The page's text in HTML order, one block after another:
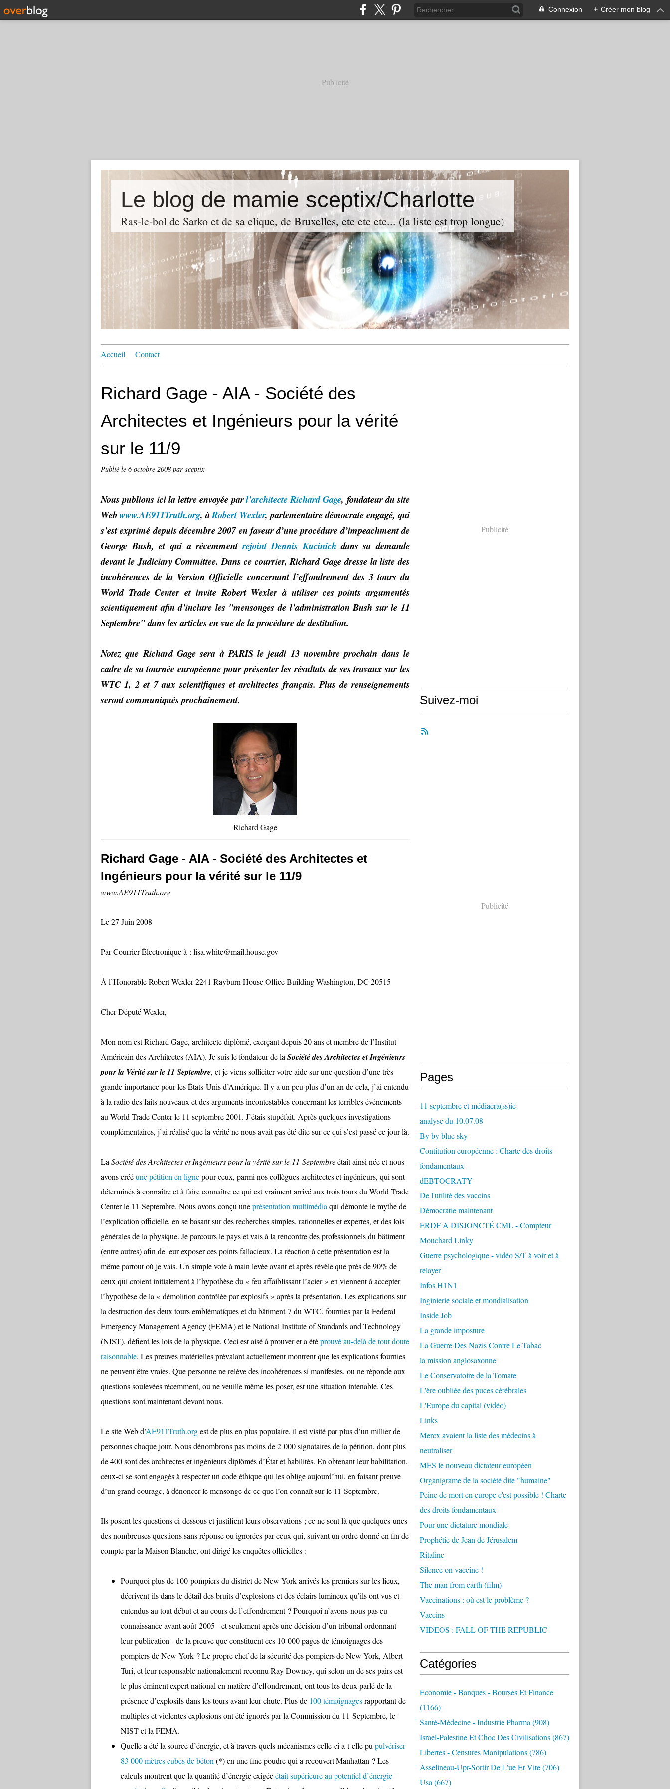
Connexion + Créer mon blog
Publicité
Le blog de mamie sceptix/Charlotte
Ras-le-bol de Sarko et de sa clique, de Bruxelles, etc etc etc... (la liste est trop longue)
Accueil Contact
Richard Gage - AIA - Société des
Architectes et Ingénieurs pour la vérité
sur le 11/9
Publié le 6 octobre 2008 par sceptix
Nous publions ici la lettre envoyée parl’architecte Richard Gage, fondateur du site
Webwww.AE911Truth.org, àRobert Wexler, parlementaire démocrate engagé, qui
s’est exprimé depuis décembre 2007 en faveur d’une procédure d’impeachment de
George Bush, et qui a récemment rejoint Dennis Kucinich dans sa demande
devant le Judiciary Committee. Dans ce courrier, Richard Gage dresse la liste des
incohérences de la Version Officielle concernant l’effondrement des 3 tours du
World Trade Center et invite Robert Wexler à utiliser ces points argumentés
scientiquement afin d’inclure les "mensonges de l’administration Bush sur le 11
Septembre" dans les articles en vue de la procédure de destitution.
Notez que Richard Gage sera à PARIS le jeudi 13 novembre prochain dans le
cadre de sa tournée européenne pour présenter les résultats de ses travaux sur les
WTC 1, 2 et 7 aux scientifiques et architectes français. Plus de renseignements
seront communiqués prochainement.
Richard Gage
Richard Gage - AIA - Société des Architectes et
Ingénieurs pour la vérité sur le 11/9
www.AE911Truth.org
Le 27 Juin 2008
Par Courrier Électronique à : lisa.white@mail.house.gov
À l’Honorable Robert Wexler 2241 Rayburn House Office Building Washington, DC 20515
Cher Député Wexler,
Mon nom est Richard Gage, architecte diplômé, exerçant depuis 20 ans et membre de l’Institut
Américain des Architectes (AIA). Je suis le fondateur de la Société des Architectes et Ingénieurs
pour la Vérité sur le 11 Septembre, et je viens solliciter votre aide sur une question d’une très
grande importance pour les États-Unis d’Amérique. Il y a un peu plus d’un an de cela, j’ai entendu
à la radio des faits nouveaux et des arguments incontestables concernant les terribles événements
au World Trade Center le 11 septembre 2001. J’étais stupéfait. Après quelques investigations
complémentaires, j’ai réalisé que la vérité ne nous avait pas été dite sur ce qui s’est passé ce jour-là.
La Société des Architectes et Ingénieurs pour la vérité sur le 11 Septembreétait ainsi née et nous
avons crééune pétition en lignepour ceux, parmi nos collègues architectes et ingénieurs, qui sont
déterminés à connaître et à faire connaître ce qui est vraiment arrivé aux trois tours du World Trade
Center le 11 Septembre. Nous avons conçu uneprésentation multimédia qui démonte le mythe de
l’explication officielle, en se basant sur des recherches simples, rationnelles et expertes, et des lois
générales de la physique. Je parcours le pays et vais à la rencontre des professionnels du bâtiment
(entre autres) afin de leur exposer ces points fallacieux. La réaction à cette présentation est la
même partout où je vais. Un simple vote à main levée avant et après révèle que près de 90% de
ceux qui croient initialement à l’hypothèse du « feu affaiblissant l’acier » en viennent à accepter
l’hypothèse de la « démolition contrôlée par explosifs » après la présentation. Les explications sur
la destruction des deux tours emblématiques et du bâtiment 7 du WTC, fournies par la Federal
Emergency Management Agency (FEMA) et le National Institute of Standards and Technology
(NIST), défient les lois de la physique. Ceci est aisé à prouver et a étéprouvé au-delà de tout doute
raisonnable. Les preuves matérielles prévalant actuellement montrent que les explications fournies
ne peuvent être vraies. Que personne ne relève des incohérences si manifestes, ou ne réponde aux
questions soulevées récemment, ou ne veuille même les poser, est une situation intenable. Ces
questions sont maintenant devant nous.
Le site Web d’AE911Truth.orgest de plus en plus populaire, il est visité par plus d’un millier de
personnes chaque jour. Nous dénombrons pas moins de 2 000 signataires de la pétition, dont plus
de 400 sont des architectes et ingénieurs diplômés d’État et habilités. En obtenant leur habilitation,
ceux-ci se sont engagés à respecter un code éthique qui les oblige aujourd’hui, en faisant preuve
d’un grand courage, à dénoncer le mensonge de ce que l’on connaît sur le 11 Septembre.
Ils posent les questions ci-dessous et justifient leurs observations ; ce ne sont là que quelques-unes
des nombreuses questions sans réponse ou ignorées par ceux qui, suivant un ordre donné en fin de
compte par la Maison Blanche, ont dirigé les enquêtes officielles :
Pourquoi plus de 100 pompiers du district de New York arrivés les premiers sur les lieux,
décrivent-ils dans le détail des bruits d’explosions et des éclairs lumineux qu’ils ont vus et
entendus au tout début et au cours de l’effondrement ? Pourquoi n’avons-nous pas eu
connaissance avant août 2005 - et seulement après une décision d’un tribunal ordonnant
leur publication - de la preuve que constituent ces 10 000 pages de témoignages des
pompiers de New York ? Le propre chef de la sécurité des pompiers de New York, Albert
Turi, et leur responsable nationalement reconnu Ray Downey, qui selon un de ses pairs est
le plus éminent expert national en matière d’effondrement, ont tous les deux parlé de la
présence d’explosifs dans les tours avant leur chute. Plus de 100 témoignagesrapportant de
multiples et violentes explosions ont été ignorés par la Commission du 11 Septembre, le
NIST et la FEMA.
Quelle a été la source d’énergie, et à travers quels mécanismes celle-ci a-t-elle pu pulvériser
83 000 mètres cubes de béton (*) en une fine poudre qui a recouvert Manhattan ? Les
calculs montrent que la quantité d’énergie exigéeétait supérieure au potentiel d’énergie
Publicité
Suivez-moi
Publicité
Pages
11 septembre et médiacra(ss)ie
analyse du 10.07.08
By by blue sky
Contitution européenne : Charte des droits
fondamentaux
dEBTOCRATY
De l'utilité des vaccins
Démocratie maintenant
ERDF A DISJONCTÉ CML - Compteur
Mouchard Linky
Guerre psychologique - vidéo S/T à voir et à
relayer
Infos H1N1
Inginierie sociale et mondialisation
Inside Job
La grande imposture
La Guerre Des Nazis Contre Le Tabac
la mission anglosaxonne
Le Conservatoire de la Tomate
L'ère oubliée des puces cérébrales
L'Europe du capital (vidéo)
Links
Mercx avaient la liste des médecins à
neutraliser
MES le nouveau dictateur européen
Organigrame de la société dite "humaine"
Peine de mort en europe c'est possible ! Charte
des droits fondamentaux
Pour une dictature mondiale
Prophétie de Jean de Jérusalem
Ritaline
Silence on vaccine !
The man from earth (film)
Vaccinations : où est le problème ?
Vaccins
VIDEOS : FALL OF THE REPUBLIC
Catégories
Economie - Banques - Bourses Et Finance
(1166)
Santé-Médecine - Industrie Pharma (908)
Israel-Palestine Et Choc Des Civilisations(867)
Libertes - Censures Manipulations(786)
Asselineau-Upr-Sortir De L'ue Et Vite(706)
Usa (667)